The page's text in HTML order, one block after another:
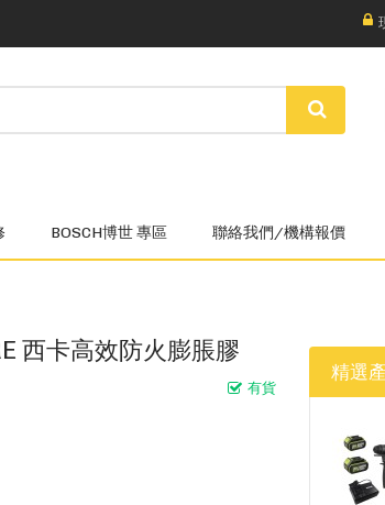
BOSCH博世 專區 聯絡我們/機構報價
西卡高效防火膨脹膠
有貨
精選